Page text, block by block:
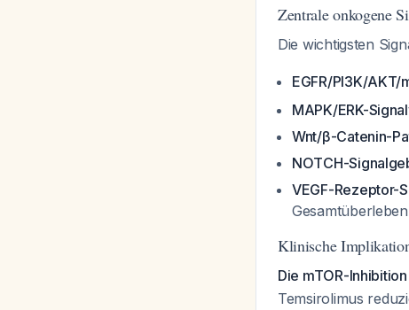
Zentrale onkogene
Die wichtigsten
EGFR/PI3K/AKT/
MAPK/ERK-
Wnt/β-Catenin-
NOTCH-
VEGF-Rezeptor-
Gesamtüberleben
Klinische
Die mTOR-
Temsirolimus